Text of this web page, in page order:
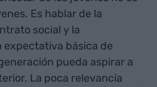
Es hablar de la
social y la
expectativa básica de
pueda aspirar a
La poca relevancia